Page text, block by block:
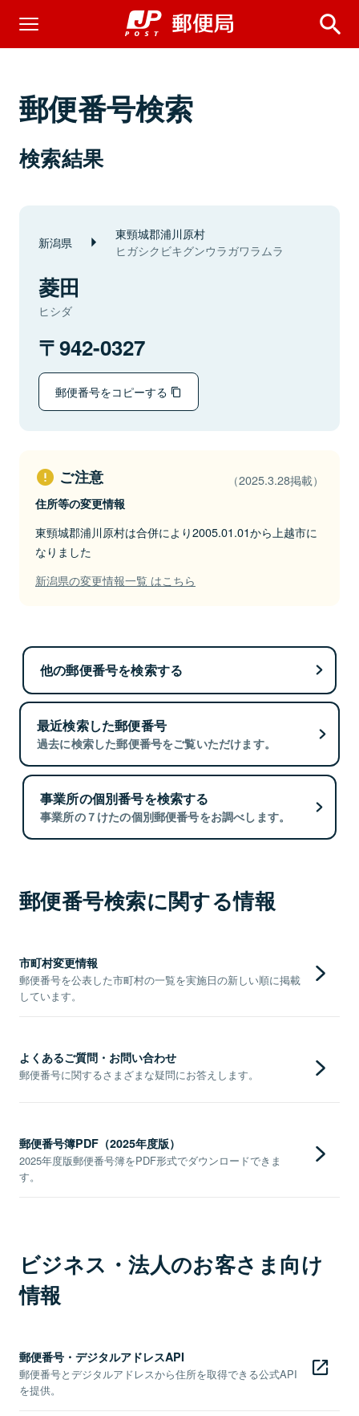
郵便番号検索
検索結果
新潟県 東頸城郡浦川原村
ヒガシクビキグンウラガワラムラ
菱田
ヒシダ
942-0327
郵便番号をコピーする
ご注意 （2025.3.28掲載）
住所等の変更情報
東頸城郡浦川原村は合併により2005.01.01から上越市に
なりました
新潟県の変更情報一覧 はこちら
他の郵便番号を検索する
最近検索した郵便番号
過去に検索した郵便番号をご覧いただけます。
事業所の個別番号を検索する
事業所の７けたの個別郵便番号をお調べします。
郵便番号検索に関する情報
市町村変更情報
郵便番号を公表した市町村の一覧を実施日の新しい順に掲載
しています。
よくあるご質問・お問い合わせ
郵便番号に関するさまざまな疑問にお答えします。
郵便番号簿PDF（2025年度版）
2025年度版郵便番号簿をPDF形式でダウンロードできま
す。
ビジネス・法人のお客さま向け
情報
郵便番号・デジタルアドレスAPI
郵便番号とデジタルアドレスから住所を取得できる公式API
を提供。